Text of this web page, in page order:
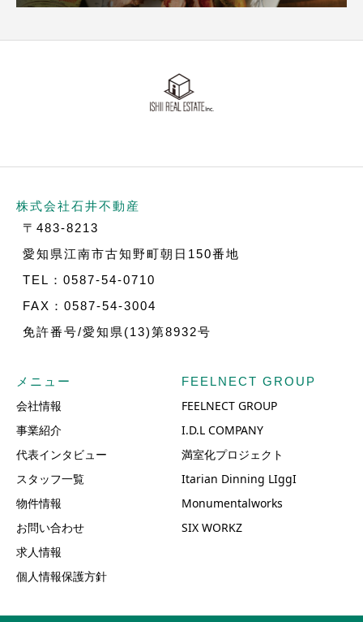
株式会社石井不動産
〒483-8213
愛知県江南市古知野町朝日150番地
TEL：0587-54-0710
FAX：0587-54-3004
免許番号/愛知県(13)第8932号
メニュー
会社情報
事業紹介
代表インタビュー
スタッフ一覧
物件情報
お問い合わせ
求人情報
個人情報保護方針
FEELNECT GROUP
FEELNECT GROUP
I.D.L COMPANY
満室化プロジェクト
Itarian Dinning LIggI
Monumentalworks
SIX WORKZ